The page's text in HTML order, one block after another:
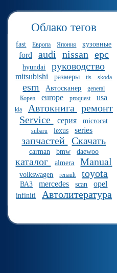
Облако тегов
fast Европа Япония кузовные
ford audi nissan epc
hyundai руководство
mitsubishi размеры tis skoda
esm Автосканер
general
Корея
europe proquest usa
kia Автокнига
ремонт
Service
серия microcat
subaru lexus series
запчастей Скачать
carman bmw daewoo
каталог almera Manual
volkswagen renault toyota
ВАЗ mercedes scan opel
infiniti Автолитература